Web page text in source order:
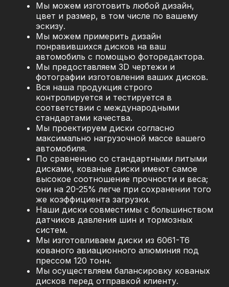
Мы можем изготовить любой дизайн,
цвет и размер, в том числе по вашему
эскизу.
Мы можем примерить дизайн
понравившихся дисков на ваш
автомобиль с помощью фоторедактора.
Мы предоставляем 3D чертежи и
фотографии изготовления ваших дисков.
Вся наша продукция строго
контролируется и тестируется в
соответствии с международными
стандартами качества.
Мы проектируем диски согласно
максимально нагрузочной массе вашего
автомобиля.
По сравнению со стандартными литыми
дисками, кованые диски имеют самое
высокое соотношение прочности и веса;
они на 20-25% легче при сохранении того
же коэффициента загрузки.
Наши диски совместимы с большинством
датчиков давления шин и тормозных
систем.
Мы изготовливаем диски из 6061-T6
кованого авиационного алюминия под
прессом 120 тонн.
Мы осуществляем балансировку кованых
дисков перед отправкой клиенту.